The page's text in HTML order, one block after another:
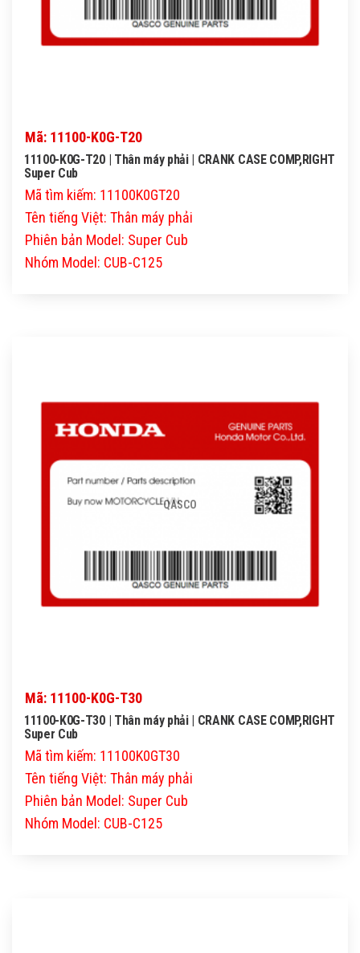
Mã: 11100-K0G-T20
11100-K0G-T20 | Thân máy phải | CRANK CASE COMP,RIGHT
Super Cub
Mã tìm kiếm: 11100K0GT20
Tên tiếng Việt: Thân máy phải
Phiên bản Model: Super Cub
Nhóm Model: CUB-C125
QASCO
Mã: 11100-K0G-T30
11100-K0G-T30 | Thân máy phải | CRANK CASE COMP,RIGHT
Super Cub
Mã tìm kiếm: 11100K0GT30
Tên tiếng Việt: Thân máy phải
Phiên bản Model: Super Cub
Nhóm Model: CUB-C125